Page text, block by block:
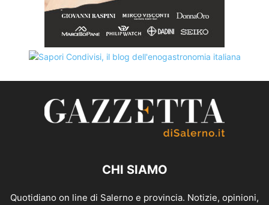
CHI SIAMO
Quotidiano on line di Salerno e provincia. Notizie, opinioni,